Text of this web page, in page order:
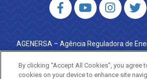
AGENERSA – Agência Reguladora de
do Estado do Rio de
0800 024 9040 · (21) 2332-6457
ouvidoria@agenersa.rj.gov.br/
By clicking “Accept All Cookies”, you agree
cookies on your device to enhance site